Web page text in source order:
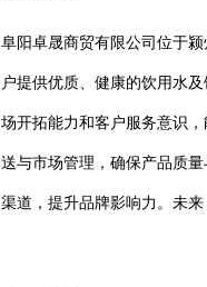
阜阳卓晟商贸有限公司位于
户提供优质、健康的饮用水
场开拓能力和客户服务意识
送与市场管理，确保产品质
渠道，提升品牌影响力。未